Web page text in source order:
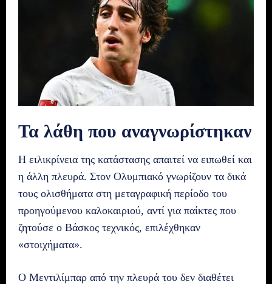
Τα λάθη που αναγνωρίστηκαν
Η ειλικρίνεια της κατάστασης απαιτεί να ειπωθεί και
η άλλη πλευρά. Στον Ολυμπιακό γνωρίζουν τα δικά
τους ολισθήματα στη μεταγραφική περίοδο του
προηγούμενου καλοκαιριού, αντί για παίκτες που
ζητούσε ο Βάσκος τεχνικός, επιλέχθηκαν
«στοιχήματα».
Ο Μεντιλίμπαρ από την πλευρά του δεν διαθέτει